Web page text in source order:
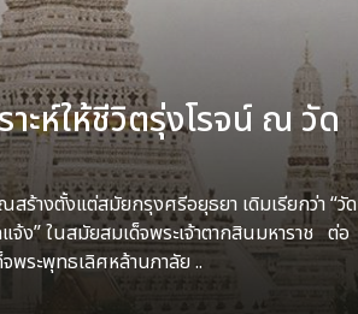
าะห์ให้ชีวิตรุ่งโรจน์ ณ วัด
สร้างตั้งแต่สมัยกรุงศรีอยุธยา เดิมเรียกว่า “วัด
จ้ง” ในสมัยสมเด็จพระเจ้าตากสินมหาราช ต่อ
พระพุทธเลิศหล้านภาลัย ..